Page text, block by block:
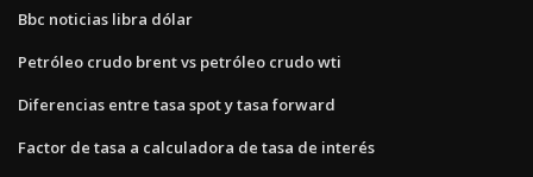
Bbc noticias libra dólar
Petróleo crudo brent vs petróleo crudo wti
Diferencias entre tasa spot y tasa forward
Factor de tasa a calculadora de tasa de interés